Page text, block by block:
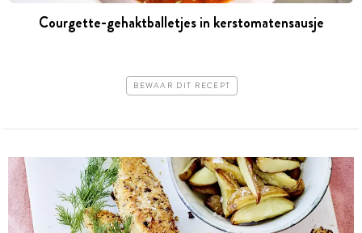
Courgette-gehaktballetjes in kerstomatensausje
BEWAAR DIT RECEPT